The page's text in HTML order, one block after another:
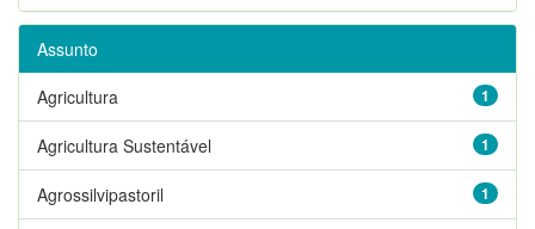
Assunto
1
Agricultura
1
Agricultura Sustentável
1
Agrossilvipastoril